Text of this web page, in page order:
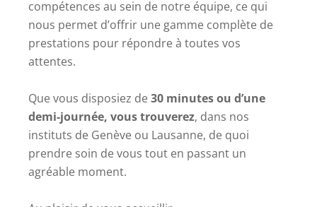
compétences au sein de notre équipe, ce qui
nous permet d’offrir une gamme complète de
prestations pour répondre à toutes vos
attentes.
Que vous disposiez de 30 minutes ou d’une
demi-journée, vous trouverez, dans nos
instituts de Genève ou Lausanne, de quoi
prendre soin de vous tout en passant un
agréable moment.